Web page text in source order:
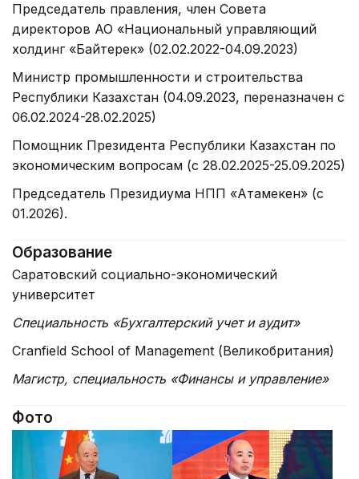
Председатель правления, член Совета
директоров АО «Национальный управляющий
холдинг «Байтерек» (02.02.2022-04.09.2023)
Министр промышленности и строительства
Республики Казахстан (04.09.2023, переназначен с
06.02.2024-28.02.2025)
Помощник Президента Республики Казахстан по
экономическим вопросам (с 28.02.2025-25.09.2025)
Председатель Президиума НПП «Атамекен» (с
01.2026).
Образование
Саратовский социально-экономический
университет
Специальность «Бухгалтерский учет и аудит»
Cranfield School of Management (Великобритания)
Магистр, специальность «Финансы и управление»
Фото